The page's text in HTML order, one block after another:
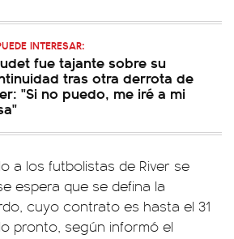
INTERESAR:
fue tajante sobre su
tras otra derrota de
"Si no puedo, me iré a mi
a los futbolistas de River se
espera que se defina la
cuyo contrato es hasta el 31
pronto, según informó el